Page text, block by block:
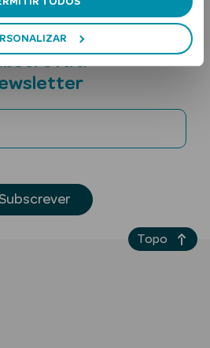
a
Subscrever
Topo